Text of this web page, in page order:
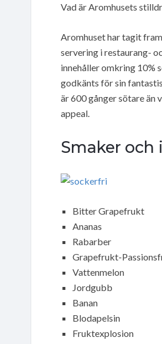
Vad är Aromhusets
Aromhuset har tagit
servering i restaurang-
innehåller omkring 10%
godkänts för sin
är 600 gånger sötare än
appeal.
Smaker och
Bitter Grapefrukt
Ananas
Rabarber
Grapefrukt-
Vattenmelon
Jordgubb
Banan
Blodapelsin
Fruktexplosion